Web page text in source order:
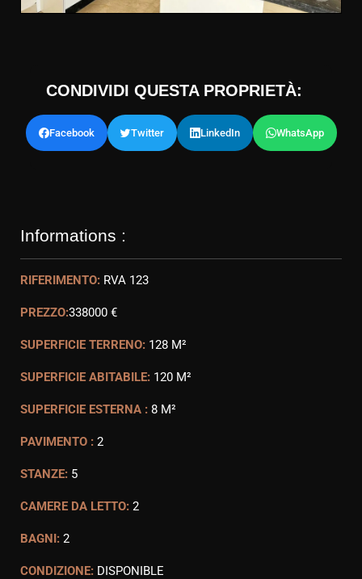
CONDIVIDI QUESTA PROPRIETÀ:
Facebook Twitter LinkedIn WhatsApp
Informations :
RIFERIMENTO: RVA 123
PREZZO:338000 €
SUPERFICIE TERRENO: 128 M²
SUPERFICIE ABITABILE: 120 M²
SUPERFICIE ESTERNA : 8 M²
PAVIMENTO : 2
STANZE: 5
CAMERE DA LETTO: 2
BAGNI: 2
CONDIZIONE: DISPONIBLE